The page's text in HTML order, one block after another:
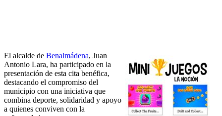
El alcalde de Benalmádena, Juan
Antonio Lara, ha participado en la
presentación de esta cita benéfica,
destacando el compromiso del
municipio con una iniciativa que
combina deporte, solidaridad y apoyo
a quienes conviven con la